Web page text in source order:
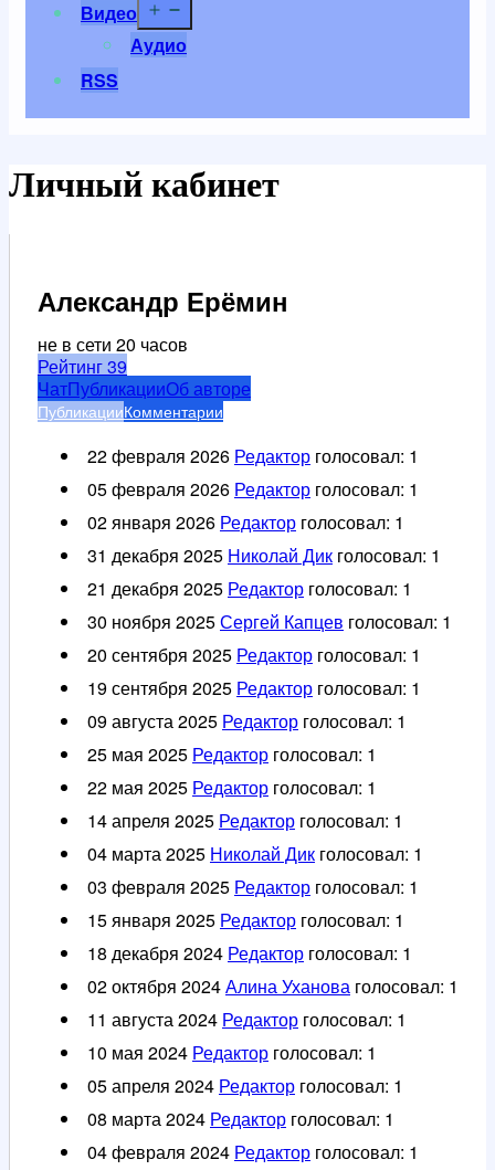
Видео
Аудио
RSS
Личный кабинет
Александр Ерёмин
не в сети 20 часов
Рейтинг39
ЧатПубликацииОб авторе
ПубликацииКомментарии
22 февраля 2026 Редактор голосовал: 1
05 февраля 2026 Редактор голосовал: 1
02 января 2026 Редактор голосовал: 1
31 декабря 2025 Николай Дик голосовал: 1
21 декабря 2025 Редактор голосовал: 1
30 ноября 2025Сергей Капцев голосовал: 1
20 сентября 2025 Редактор голосовал: 1
19 сентября 2025 Редактор голосовал: 1
09 августа 2025 Редактор голосовал: 1
25 мая 2025 Редактор голосовал: 1
22 мая 2025 Редактор голосовал: 1
14 апреля 2025 Редактор голосовал: 1
04 марта 2025 Николай Дик голосовал: 1
03 февраля 2025 Редактор голосовал: 1
15 января 2025 Редактор голосовал: 1
18 декабря 2024 Редактор голосовал: 1
02 октября 2024Алина Уханова голосовал: 1
11 августа 2024 Редактор голосовал: 1
10 мая 2024 Редактор голосовал: 1
05 апреля 2024 Редактор голосовал: 1
08 марта 2024 Редактор голосовал: 1
04 февраля 2024 Редактор голосовал: 1